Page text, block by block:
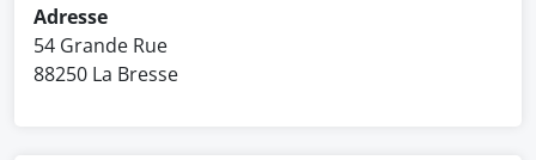
Adresse
54 Grande Rue
88250 La Bresse